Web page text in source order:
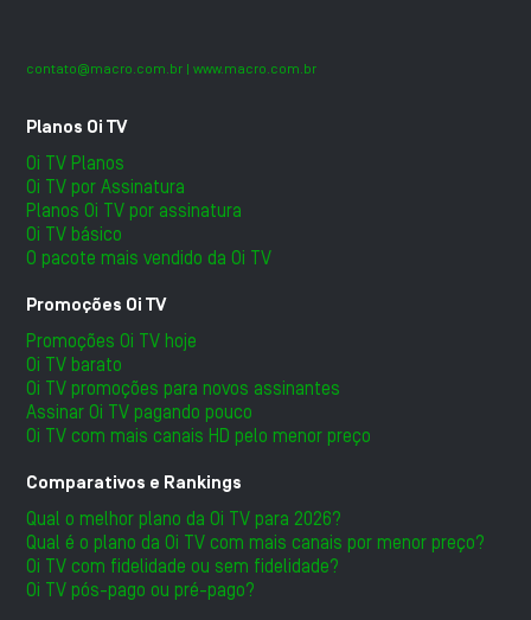
contato@macro.com.br | www.macro.com.br
Planos Oi TV
Oi TV Planos
Oi TV por Assinatura
Planos Oi TV por assinatura
Oi TV básico
O pacote mais vendido da Oi TV
Promoções Oi TV
Promoções Oi TV hoje
Oi TV barato
Oi TV promoções para novos assinantes
Assinar Oi TV pagando pouco
Oi TV com mais canais HD pelo menor preço
Comparativos e Rankings
Qual o melhor plano da Oi TV para 2026?
Qual é o plano da Oi TV com mais canais por menor preço?
Oi TV com fidelidade ou sem fidelidade?
Oi TV pós-pago ou pré-pago?